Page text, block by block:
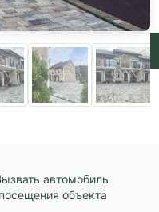
автомобиль
объекта